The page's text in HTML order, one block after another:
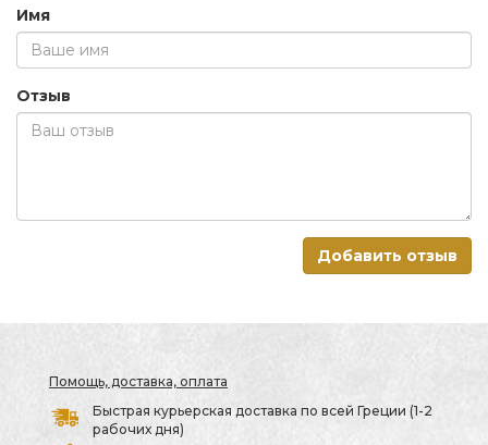
Имя
Отзыв
Добавить отзыв
Помощь, доставка, оплата
Быстрая курьерская доставка по всей Греции (1-2
рабочих дня)